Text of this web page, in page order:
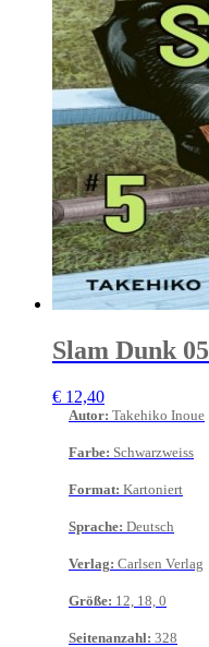
Slam Dunk 05
€ 12,40
Autor: Takehiko Inoue
Farbe: Schwarzweiss
Format: Kartoniert
Sprache: Deutsch
Verlag: Carlsen Verlag
Größe: 12, 18, 0
Seitenanzahl: 328